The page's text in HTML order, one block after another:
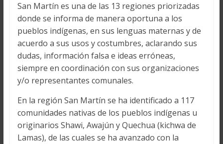
San Martín es una de las 13 regiones priorizadas
donde se informa de manera oportuna a los
pueblos indígenas, en sus lenguas maternas y de
acuerdo a sus usos y costumbres, aclarando sus
dudas, información falsa e ideas erróneas,
siempre en coordinación con sus organizaciones
y/o representantes comunales.
En la región San Martín se ha identificado a 117
comunidades nativas de los pueblos indígenas u
originarios Shawi, Awajún y Quechua (kichwa de
Lamas), de las cuales se ha avanzado con la